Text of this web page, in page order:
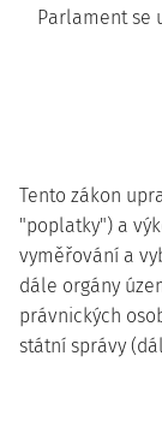
Parlament se
Tento zákon
"poplatky") a
vyměřování a
dále orgány
právnických
státní správy